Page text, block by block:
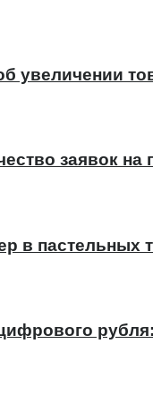
увеличении
заявок
в пастельных